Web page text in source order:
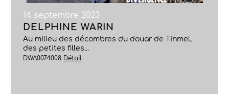
14 septembre 2023
DELPHINE WARIN
Au milieu des décombres du douar de Tinmel,
des petites filles...
DWA0074008 Détail